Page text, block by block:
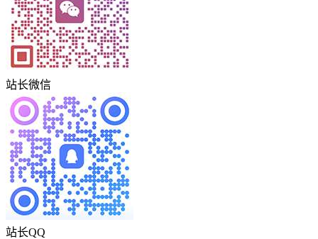
站长微信
站长QQ